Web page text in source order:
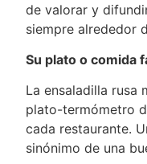
de valorar y
siempre alrededor
Su plato o comida
La ensaladilla rusa
plato-termómetro
cada restaurante.
sinónimo de una